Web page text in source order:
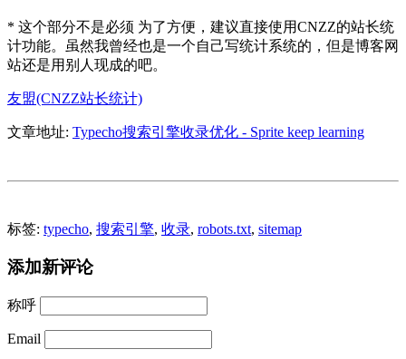
* 这个部分不是必须 为了方便，建议直接使用CNZZ的站长统
计功能。虽然我曾经也是一个自己写统计系统的，但是博客网
站还是用别人现成的吧。
友盟(CNZZ站长统计)
文章地址: Typecho搜索引擎收录优化 - Sprite keep learning
标签: typecho, 搜索引擎, 收录, robots.txt, sitemap
添加新评论
称呼
Email